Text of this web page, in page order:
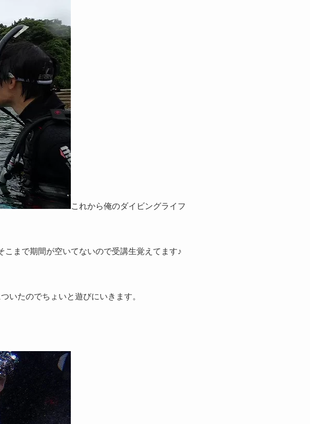
これから俺のダイビングライフ
こまで期間が空いてないので受講生覚えてます♪
いたのでちょいと遊びにいきます。